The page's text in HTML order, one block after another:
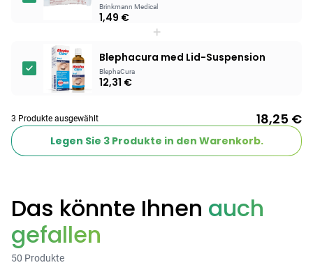
Categories
Brinkmann Medical
1,49 €
+
Blephacura med Lid-Suspension
BlephaCura
12,31 €
3 Produkte ausgewählt 18,25 €
Legen Sie 3Produkte in den Warenkorb.
Das könnte Ihnen auch
gefallen
50 Produkte